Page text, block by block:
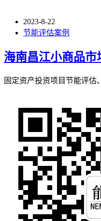
2023-8-22
节能评估案例
海南昌江小商品
固定资产投资项目节能评估